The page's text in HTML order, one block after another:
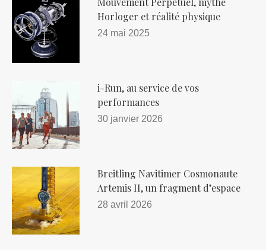
Horloger et réalité physique
24 mai 2025
i-Run, au service de vos
performances
30 janvier 2026
Breitling Navitimer Cosmonaute
Artemis II, un fragment d’espace
28 avril 2026